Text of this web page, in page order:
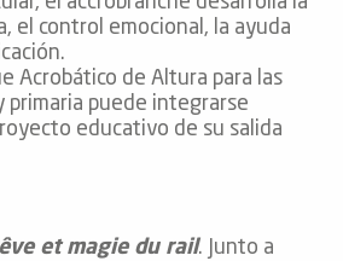
el control emocional, la ayuda
Acrobático de Altura para las
primaria puede integrarse
educativo de su salida
et magie du rail. Junto a